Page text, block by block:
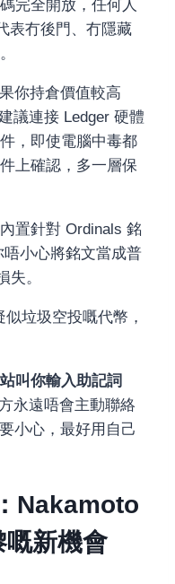
完全開放，任何人
表冇後門、冇隱藏
你持倉價值較高
議連接 Ledger 硬體
，即使電腦中毒都
上確認，多一層保
置針對 Ordinals 銘
小心將銘文當成普
失。
垃圾空投嘅代幣，
叫你輸入助記詞
永遠唔會主動聯絡
小心，最好用自己
Nakamoto
新機會